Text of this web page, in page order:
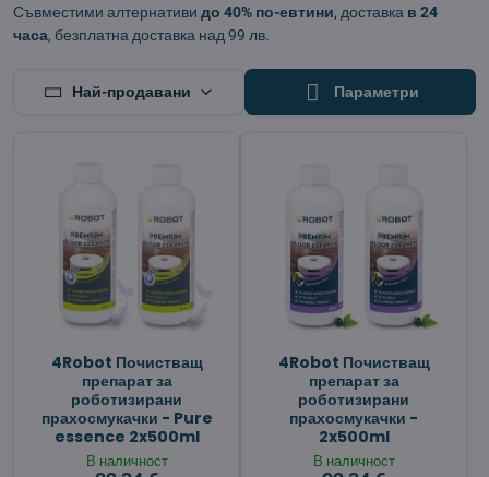
Съвместими алтернативи до 40% по-евтини, доставка в 24
часа, безплатна доставка над 99 лв.
Най-продавани Параметри
4Robot Почистващ
препарат за
роботизирани
прахосмукачки - Pure
essence 2x500ml
В наличност
4Robot Почистващ
препарат за
роботизирани
прахосмукачки -
2x500ml
В наличност